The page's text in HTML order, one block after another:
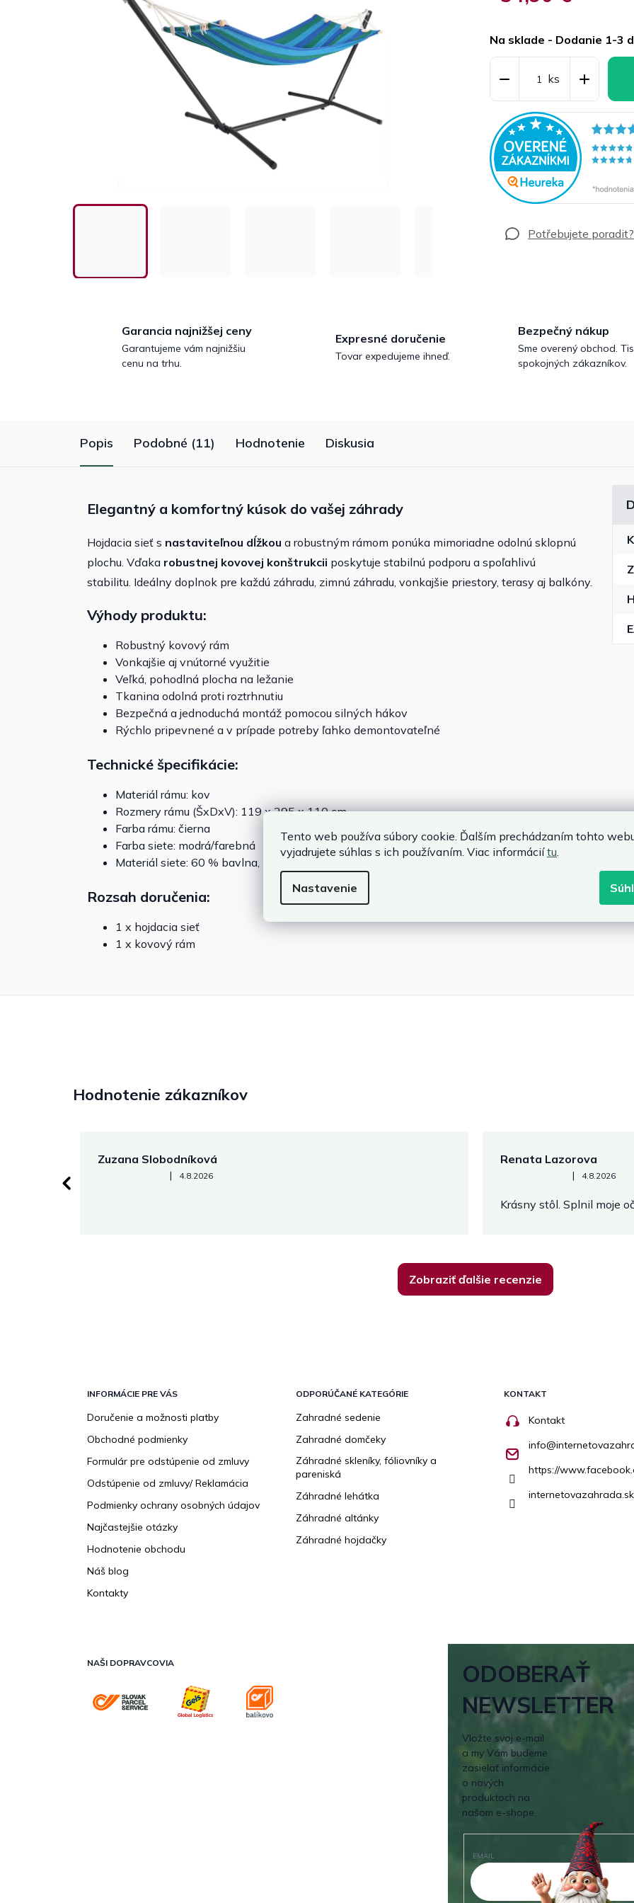
Tento web používa súbory cookie. Ďalším prechádzaním tohto
vyjadrujete súhlas s ich používaním. Viac informáciítu
Nastavenie
cena:
Na sklade - Dodanie 1-3
Garancia najnižšej ceny
Garantujeme vám najnižšiu
cenu na trhu.
Expresné doručenie
Tovar expedujeme ihneď.
Bezpečný nákup
Sme overený obchod.
spokojných zákazníkov.
Popis Podobné (11) Hodnotenie Diskusia
Elegantný a komfortný kúsok do vašej záhrady
Hojdacia sieť s nastaviteľnou dĺžkou a robustným rámom ponúka mimoriadne odolnú sklopnú
plochu. Vďaka robustnej kovovej konštrukcii poskytuje stabilnú podporu a spoľahlivú
stabilitu. Ideálny doplnok pre každú záhradu, zimnú záhradu, vonkajšie priestory, terasy aj balkóny.
Výhody produktu:
Robustný kovový rám
Vonkajšie aj vnútorné využitie
Veľká, pohodlná plocha na ležanie
Tkanina odolná proti roztrhnutiu
Bezpečná a jednoduchá montáž pomocou silných hákov
Rýchlo pripevnené a v prípade potreby ľahko demontovateľné
Technické špecifikácie:
Materiál rámu: kov
Rozmery rámu (ŠxDxV): 119 x 295 x 110 cm
Farba rámu: čierna
Farba siete: modrá/farebná
Materiál siete: 60 % bavlna, 40 % polyester
Rozsah doručenia:
1 x hojdacia sieť
1 x kovový rám
Hodnotenie zákazníkov
Zuzana Slobodníková
Hodnotenie obchodu je 5 z 5 hviezdičiek.
| 4.8.2026
Renata Lazorova
Hodnotenie obchodu je 5 z
| 4.8.2026
Krásny stôl. Splnil moje
Zobraziť ďalšie recenzie
INFORMÁCIE PRE VÁS
Doručenie a možnosti platby
Obchodné podmienky
Formulár pre odstúpenie od zmluvy
Odstúpenie od zmluvy/ Reklamácia
Podmienky ochrany osobných údajov
Najčastejšie otázky
Hodnotenie obchodu
Náš blog
Kontakty
ODPORÚČANÉ KATEGÓRIE
Zahradné sedenie
Zahradné domčeky
Záhradné skleníky, fóliovníky a
pareniská
Záhradné lehátka
Záhradné altánky
Záhradné hojdačky
KONTAKT
Kontakt
info@
https://
internetovazahrada.sk
NAŠI DOPRAVCOVIA
ODOBERAŤ
NEWSLETTER
Vložte svoj e-mail
a my Vám budeme
zasielať informácie
o nových
produktoch na
našom e-shope.
EMAIL